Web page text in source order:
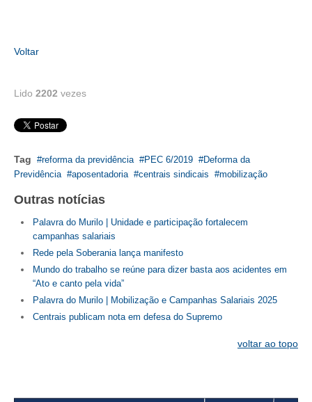
CURSOS
BENEFÍCIOS
APOSENTADORIA
CONVÊNIOS
PLANO DE SAÚDE
SEESPPREV
CONSÓRCIOS
PALAVRA DO MURILO
Voltar
Lido 2202 vezes
Tag reforma da previdência PEC 6/2019
Deforma da
Previdência
aposentadoria centrais sindicais mobilização
Outras notícias
Palavra do Murilo | Unidade e participação fortalecem
campanhas salariais
Rede pela Soberania lança manifesto
Mundo do trabalho se reúne para dizer basta aos acidentes em
“Ato e canto pela vida”
Palavra do Murilo | Mobilização e Campanhas Salariais 2025
Centrais publicam nota em defesa do Supremo
voltar ao topo